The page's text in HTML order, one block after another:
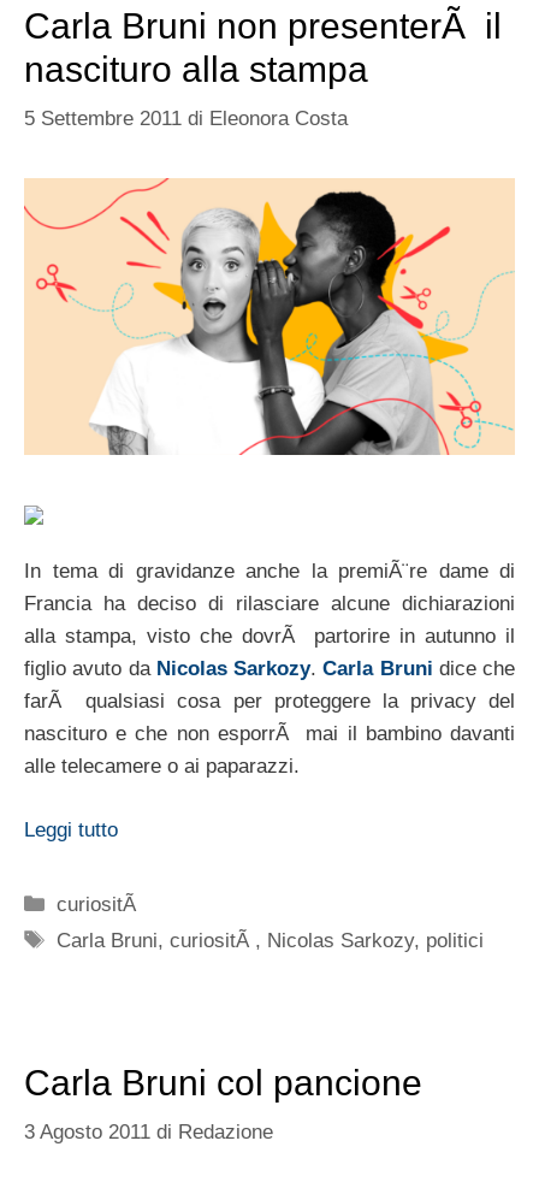
Carla Bruni non presenterÃ il
nascituro alla stampa
5 Settembre 2011 di Eleonora Costa
In tema di gravidanze anche la premiÃ¨re dame di
Francia ha deciso di rilasciare alcune dichiarazioni
alla stampa, visto che dovrÃ partorire in autunno il
figlio avuto da Nicolas Sarkozy.Carla Bruni dice che
farÃ qualsiasi cosa per proteggere la privacy del
nascituro e che non esporrÃ mai il bambino davanti
alle telecamere o ai paparazzi.
Leggi tutto
Categorie
curiositÃ
Tag
Carla Bruni,curiositÃ , Nicolas Sarkozy, politici
Carla Bruni col pancione
3 Agosto 2011 di Redazione